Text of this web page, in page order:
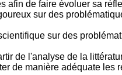
afin de faire évoluer sa
sur des
sur des
de l'analyse de la
de manière adéquate les